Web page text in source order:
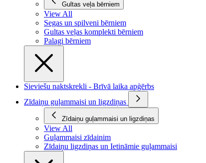
Gultas veļa bērniem
View All
Segas un spilveni bērniem
Gultas veļas komplekti bērniem
Palagi bērniem
Sieviešu naktskrekli - Brīvā laika apģērbs
Zīdaiņu guļammaisi un ligzdiņas
Zīdaiņu guļammaisi un ligzdiņas
View All
Guļammaisi zīdainim
Zīdaiņu ligzdiņas un Ietināmie guļammaisi